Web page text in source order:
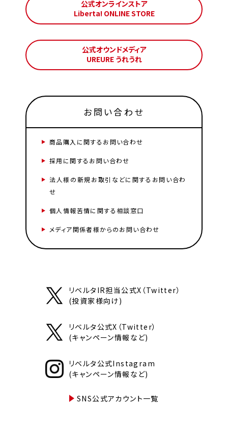
公式オンラインストア
Liberta! ONLINE STORE
公式オウンドメディア
UREURE うれうれ
お問い合わせ
商品購入に関するお問い合わせ
採用に関するお問い合わせ
法人様の新規お取引などに関するお問い合わ
せ
個人情報苦情に関する相談窓口
メディア関係者様からのお問い合わせ
リベルタIR担当公式X（Twitter）
(投資家様向け)
リベルタ公式X（Twitter）
(キャンペーン情報など)
リベルタ公式Instagram
(キャンペーン情報など)
SNS公式アカウント一覧